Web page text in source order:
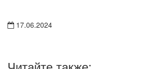
17.06.2024